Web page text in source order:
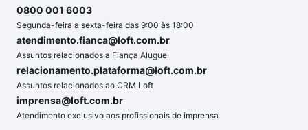
0800 001 6003
Segunda-feira a sexta-feira das 9:00 às 18:00
atendimento.fianca@loft.com.br
Assuntos relacionados a Fiança Aluguel
relacionamento.plataforma@loft.com.br
Assuntos relacionados ao CRM Loft
imprensa@loft.com.br
Atendimento exclusivo aos profissionais de imprensa